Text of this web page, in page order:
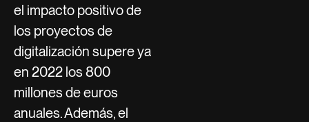
el impacto positivo de
los proyectos de
digitalización supere ya
en 2022 los 800
millones de euros
anuales. Además, el